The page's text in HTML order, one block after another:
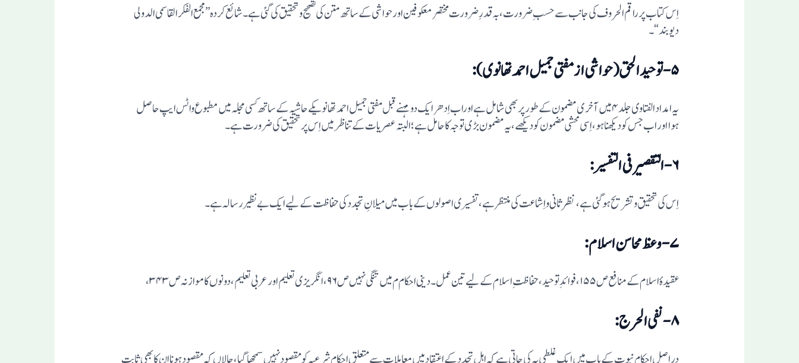
اِس کتاب پر راقم الحروف کی جانب سے حسبِ ضرورت،بہ قدرِ ضرورت مختصر معکوفین اور حواشی کے ساتھ متن کی تصحیح و تحقیق کی گئی ہے۔شائع کردہ ”مجمع الفکر القاسمی الدولی
دیوبند“۔
۵-توحید الحق(حواشی از مفتی جمیل احمد تھانوی):
یہ امداد الفتاوی جلد ۴میں آخری مضمون کے طور پر بھی شامل ہے اوراب اِدھر ایک دو مہنے قبل مفتی جمیل احمد تھانویکے حاشیہ کے ساتھ کسی مجلہ میں مطبوع واٹس ایپ حاصل
ہوااور اب جس کو دیکھنا ہو ،اِسی محشی مضمون کو دیکھے ،یہ مضمون بڑی توجہ کا حامل ہے؛البتہ عصریات کے تناظر میں اِس پر تحقیق کی ضرورت ہے۔
۶-التقصیر فی التفسیر:
اِ س کی تحقیق وتشریح ہو گئی ہے،نظر ثانی و اِشاعت کی منتظر ہے،تفسیری اصولوں کے باب میں میلانِ تجدد کی حفاظت کے لیے ایک بے نظیر رسالہ ہے۔
۷-وعظ محاسن اسلام:
عقیدہٴ اسلام کے منافع ص۱۵۵،فوائدِ توحید،حفاظتِ اسلام کے لیے تین عمل۔دینی احکام م میں تنگی نہیں ص۹۶،انگریزی تعلیم اور عربی تعلیم ،دونوں کا موازنہ ص۳۴۳،
۸-نفی الحرج: